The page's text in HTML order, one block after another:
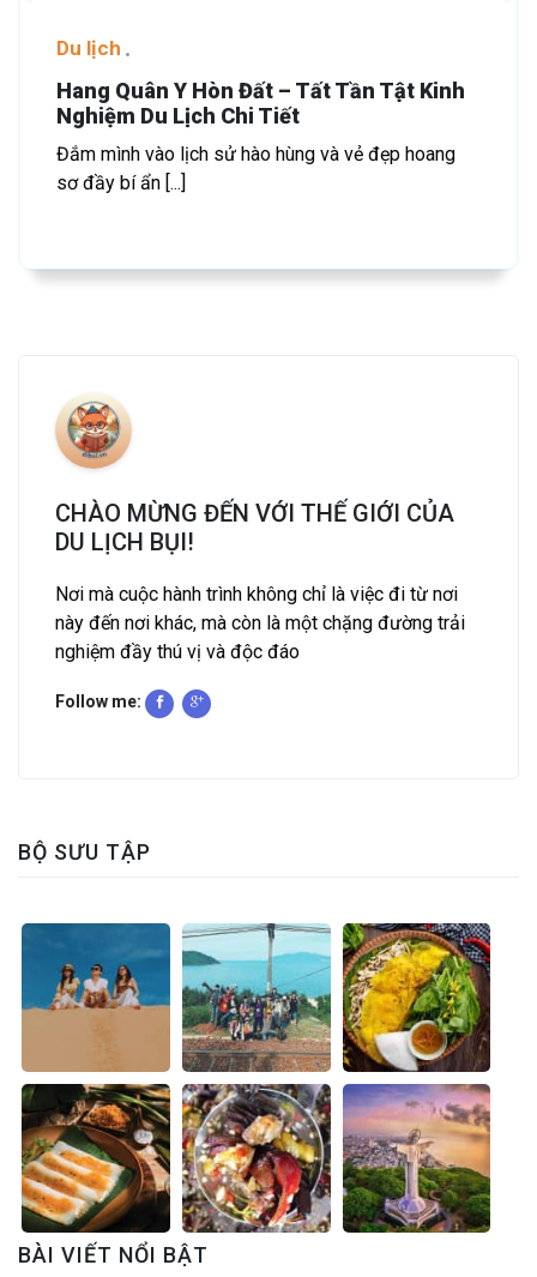
Du lịch
Hang Quân Y Hòn Đất – Tất Tần Tật Kinh
Nghiệm Du Lịch Chi Tiết
Đắm mình vào lịch sử hào hùng và vẻ đẹp hoang
sơ đầy bí ẩn [...]
CHÀO MỪNG ĐẾN VỚI THẾ GIỚI CỦA
DU LỊCH BỤI!
Nơi mà cuộc hành trình không chỉ là việc đi từ nơi
này đến nơi khác, mà còn là một chặng đường trải
nghiệm đầy thú vị và độc đáo
Follow me:
BỘ SƯU TẬP
BÀI VIẾT NỔI BẬT